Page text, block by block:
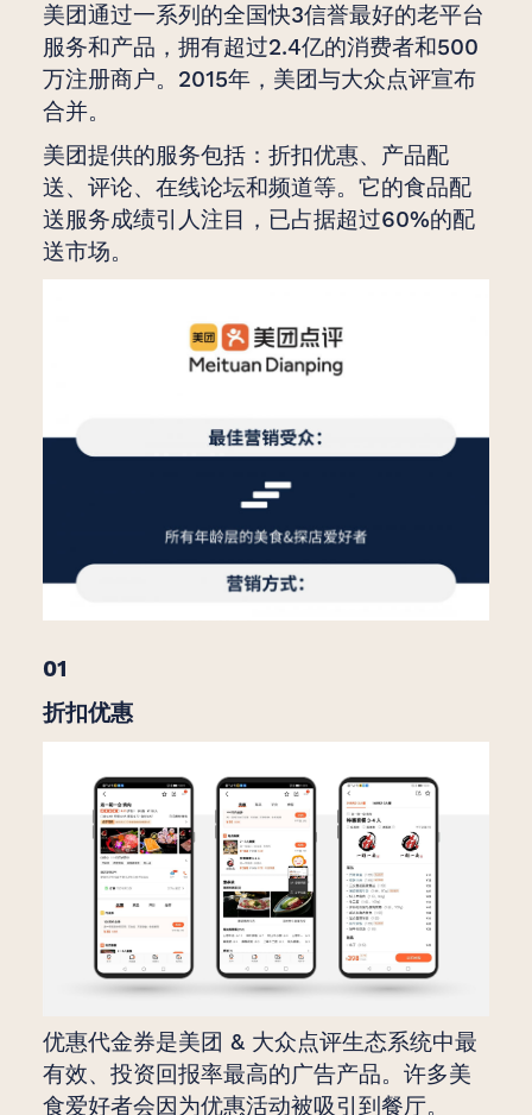
美团通过一系列的全国快3信誉最好的老平台
服务和产品，拥有超过2.4亿的消费者和500
万注册商户。2015年，美团与大众点评宣布
合并。
美团提供的服务包括：折扣优惠、产品配
送、评论、在线论坛和频道等。它的食品配
送服务成绩引人注目，已占据超过60%的配
送市场。
01
折扣优惠
优惠代金券是美团 & 大众点评生态系统中最
有效、投资回报率最高的广告产品。许多美
食爱好者会因为优惠活动被吸引到餐厅。